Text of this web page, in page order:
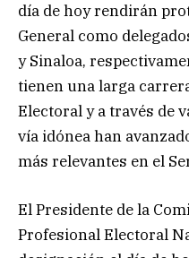
día de hoy rendirán
General como
y Sinaloa,
tienen una larga
Electoral y a través de
vía idónea han
más relevantes en el
El Presidente de la
Profesional Electoral